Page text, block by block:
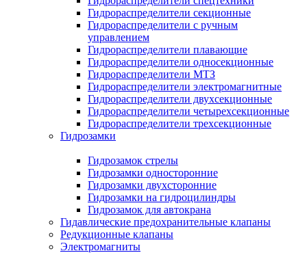
Гидрораспределители секционные
Гидрораспределители с ручным
управлением
Гидрораспределители плавающие
Гидрораспределители односекционные
Гидрораспределители МТЗ
Гидрораспределители электромагнитные
Гидрораспределители двухсекционные
Гидрораспределители четырехсекционные
Гидрораспределители трехсекционные
Гидрозамки
Гидрозамок стрелы
Гидрозамки односторонние
Гидрозамки двухсторонние
Гидрозамки на гидроцилиндры
Гидрозамок для автокрана
Гидавлические предохранительные клапаны
Редукционные клапаны
Электромагниты